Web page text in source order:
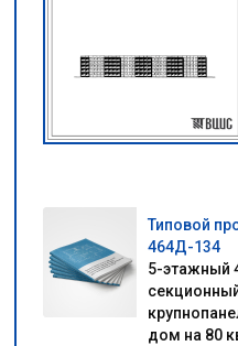
Типовой
464Д-134
5-этажный
дом на 80